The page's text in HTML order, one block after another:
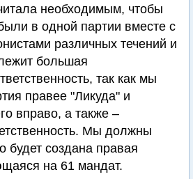
необходимым, чтобы
в одной партии вместе с
различных течений и
большая
так как мы
правее "Ликуда" и
вправо, а также –
Мы должны
будет создана правая
на 61 мандат.